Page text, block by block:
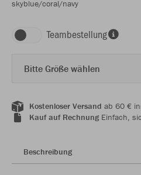
skyblue/coral/navy
Teambestellung
Bitte Größe wählen
Kostenloser Versand ab 60 €
Kauf auf RechnungEinfach,
Beschreibung